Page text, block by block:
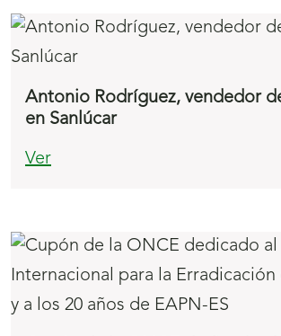
Antonio Rodríguez, vendedor
en Sanlúcar
Ver